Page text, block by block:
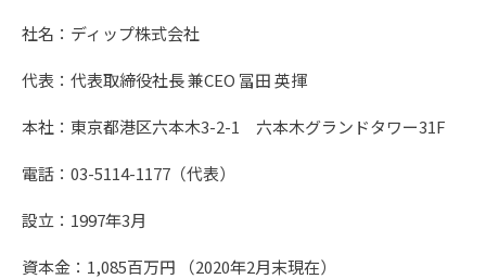
社名：ディップ株式会社
代表：代表取締役社長 兼CEO 冨田 英揮
本社：東京都港区六本木3-2-1 六本木グランドタワー31F
電話：03-5114-1177（代表）
設立：1997年3月
資本金：1,085百万円 （2020年2月末現在）